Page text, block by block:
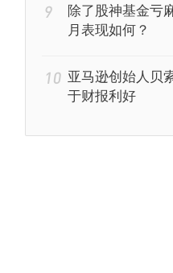
9
除了股神基金亏
月表现如何？
10 亚马逊创始人贝
于财报利好